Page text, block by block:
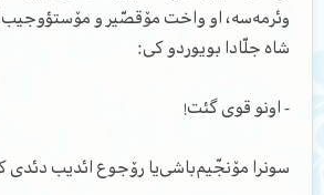
وئرمه‌سه، او واخت مۆقصّیر و
شاه جلّادا بویوردو کی:
- اونو قوی گئت!
سونرا مۆنجّیم‌باشی‌یا رۆجوع ائدیب دئدی